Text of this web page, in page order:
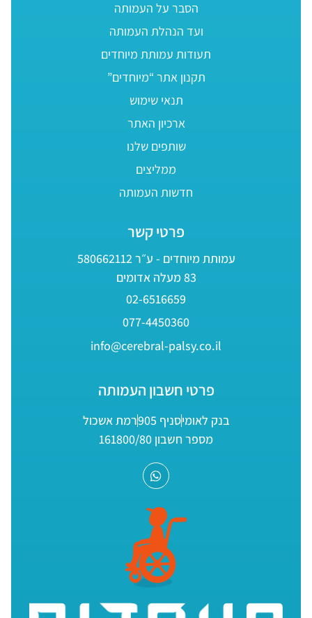
הסבר על העמותה
ועד הנהלת העמותה
תעודות עמותת מיוחדים
תקנון אתר “מיוחדים”
תנאי שימוש
ארכיון האתר
שותפים שלנו
ממליצים
חדשות העמותה
פרטי קשר
עמותת מיוחדים - ע״ר 580662112
83 מעלה אדומים
02-6516659
077-4450360
info@cerebral-palsy.co.il
פרטי חשבון העמותה
בנק לאומיסניף 905
רמת אשכול
מספר חשבון 161800/80